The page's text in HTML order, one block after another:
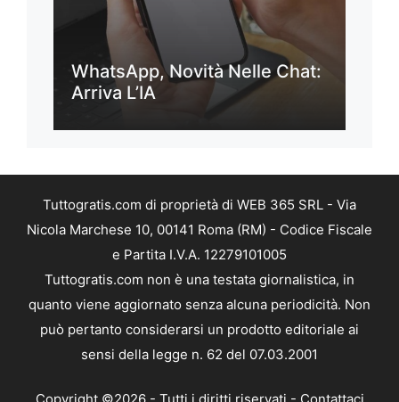
WhatsApp, Novità Nelle Chat:
Arriva L’IA
Tuttogratis.com di proprietà di WEB 365 SRL - Via
Nicola Marchese 10, 00141 Roma (RM) - Codice Fiscale
e Partita I.V.A. 12279101005
Tuttogratis.com non è una testata giornalistica, in
quanto viene aggiornato senza alcuna periodicità. Non
può pertanto considerarsi un prodotto editoriale ai
sensi della legge n. 62 del 07.03.2001